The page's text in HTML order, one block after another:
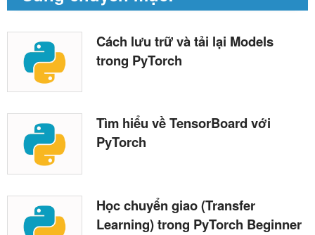
Cách lưu trữ và tải lại Models
trong PyTorch
Tìm hiểu về TensorBoard với
PyTorch
Học chuyển giao (Transfer
Learning) trong PyTorch Beginner